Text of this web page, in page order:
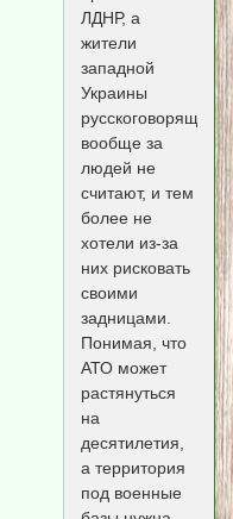
ЛДНР, а
жители
западной
Украины
русскоговорящих
вообще за
людей не
считают, и тем
более не
хотели из-за
них рисковать
своими
задницами.
Понимая, что
АТО может
растянуться
на
десятилетия,
а территория
под военные